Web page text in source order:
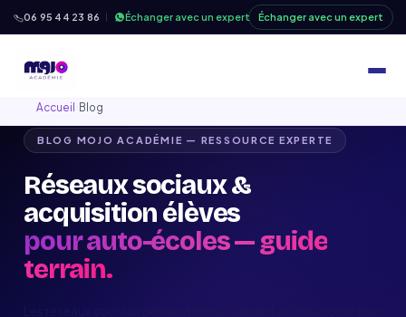
06 95 44 23 86 Échanger avec un expert Échanger avec un expert
Accueil Blog
BLOG MOJO ACADÉMIE — RESSOURCE EXPERTE
Réseaux sociaux &
acquisition élèves
pour auto-écoles — guide
terrain.